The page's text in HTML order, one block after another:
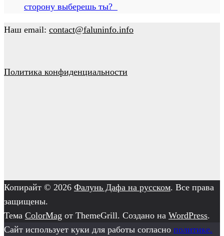
сторону выберешь ты?
Наш email: contact@faluninfo.info
Политика конфиденциальности
Копирайт © 2026 Фалунь Дафа на русском. Все права
защищены.
Тема ColorMag от ThemeGrill. Создано на WordPress.
Сайт использует куки для работы согласно политике.